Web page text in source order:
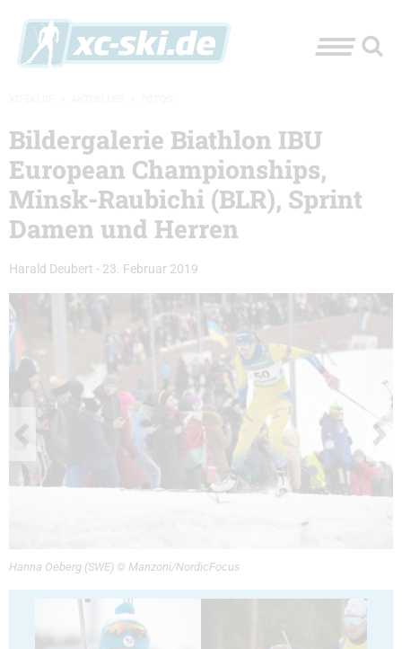
Bildergalerie Biathlon IBU
European Championships,
Minsk-Raubichi (BLR), Sprint
Damen und Herren
Harald Deubert - 23. Februar 2019
Hanna Oeberg (SWE) © Manzoni/NordicFocus